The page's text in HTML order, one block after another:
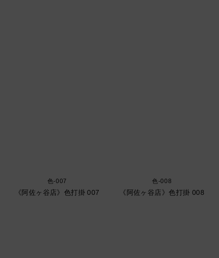
色-007
《阿佐ヶ谷店》色打掛 007
色-008
《阿佐ヶ谷店》色打掛 008